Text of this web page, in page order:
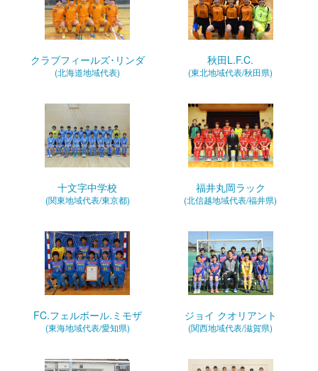
クラブフィールズ･リンダ
(北海道地域代表)
秋田L.F.C.
(東北地域代表/秋田県)
十文字中学校
(関東地域代表/東京都)
福井丸岡ラック
(北信越地域代表/福井県)
FC.フェルボール.ミモザ
(東海地域代表/愛知県)
ジョイ クオリアント
(関西地域代表/滋賀県)